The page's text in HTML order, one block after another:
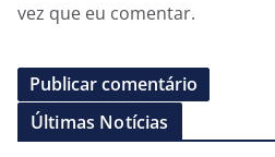
vez que eu comentar.
Últimas Notícias